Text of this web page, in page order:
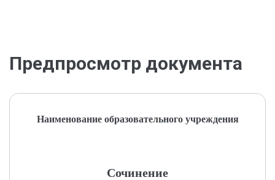
Предпросмотр документа
Наименование образовательного учреждения
Сочинение